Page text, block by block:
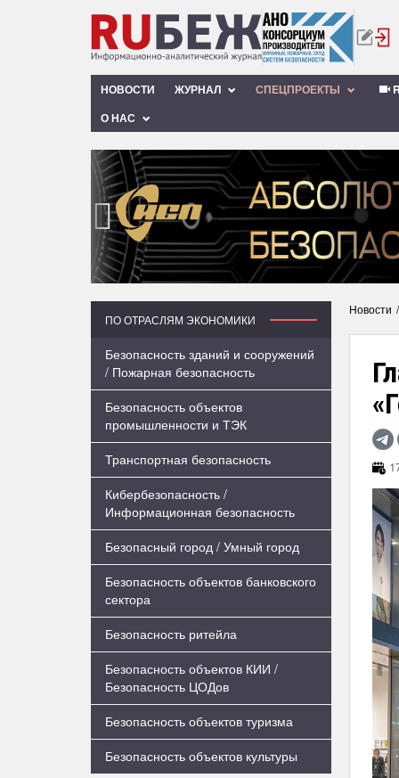
НОВОСТИ ЖУРНАЛ СПЕЦПРОЕКТЫ
О НАС
‹
ПО ОТРАСЛЯМ ЭКОНОМИКИ
Безопасность зданий и сооружений
/ Пожарная безопасность
Безопасность объектов
промышленности и ТЭК
Транспортная безопасность
Кибербезопасность /
Информационная безопасность
Безопасный город / Умный город
Безопасность объектов банковского
сектора
Безопасность ритейла
Безопасность объектов КИИ /
Безопасность ЦОДов
Безопасность объектов туризма
Безопасность объектов культуры
Новости